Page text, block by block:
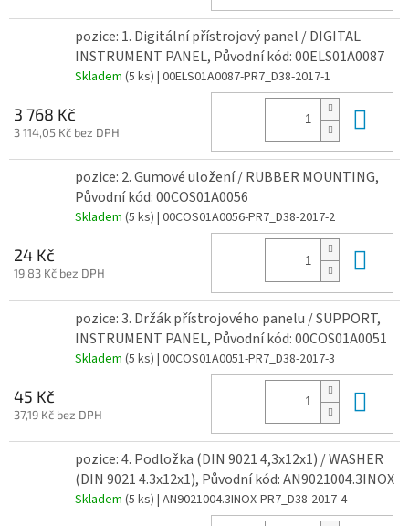
pozice: 1. Digitální přístrojový panel / DIGITAL
INSTRUMENT PANEL, Původní kód: 00ELS01A0087
Skladem (5 ks) | 00ELS01A0087-PR7_D38-2017-1
3 768 Kč
3 114,05 Kč bez DPH
pozice: 2. Gumové uložení / RUBBER MOUNTING,
Původní kód: 00COS01A0056
Skladem (5 ks) | 00COS01A0056-PR7_D38-2017-2
24 Kč
19,83 Kč bez DPH
pozice: 3. Držák přístrojového panelu / SUPPORT,
INSTRUMENT PANEL, Původní kód: 00COS01A0051
Skladem (5 ks) | 00COS01A0051-PR7_D38-2017-3
45 Kč
37,19 Kč bez DPH
pozice: 4. Podložka (DIN 9021 4,3x12x1) / WASHER
(DIN 9021 4.3x12x1), Původní kód: AN9021004.3INOX
Skladem (5 ks) | AN9021004.3INOX-PR7_D38-2017-4